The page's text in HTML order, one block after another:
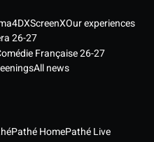
4DXScreenXOur experiences
26-27
Française 26-27
All news
Pathé HomePathé Live